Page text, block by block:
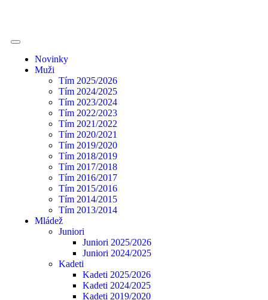
Novinky
Muži
Tím 2025/2026
Tím 2024/2025
Tím 2023/2024
Tím 2022/2023
Tím 2021/2022
Tím 2020/2021
Tím 2019/2020
Tím 2018/2019
Tím 2017/2018
Tím 2016/2017
Tím 2015/2016
Tím 2014/2015
Tím 2013/2014
Mládež
Juniori
Juniori 2025/2026
Juniori 2024/2025
Kadeti
Kadeti 2025/2026
Kadeti 2024/2025
Kadeti 2019/2020